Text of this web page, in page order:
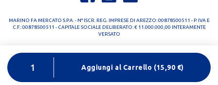
Aggiungi al Carrello (15,90 €)
MARINO FA MERCATO S.P.A. - N° ISCR. REG. IMPRESE DI AREZZO: 00878500511 - P. IVA E
C.F.: 00878500511 - CAPITALE SOCIALE DELIBERATO: € 11.000.000,00 INTERAMENTE
VERSATO
PRIVACY POLICY
COOKIE POLICY